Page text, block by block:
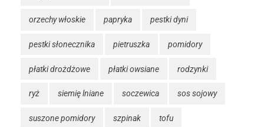
orzechy włoskie papryka pestki dyni
pestki słonecznika pietruszka pomidory
płatki drożdżowe płatki owsiane rodzynki
ryż siemię lniane soczewica sos sojowy
suszone pomidory szpinak tofu